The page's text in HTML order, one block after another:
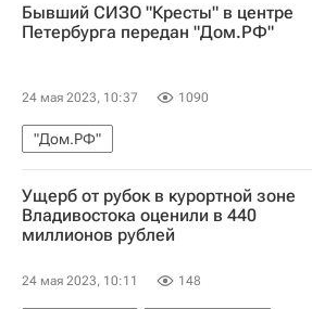
Бывший СИЗО "Кресты" в центре
Петербурга передан "Дом.РФ"
24 мая 2023, 10:37 1090
"Дом.РФ"
Колпино
Россия
Ущерб от рубок в курортной зоне
Владивостока оценили в 440
миллионов рублей
24 мая 2023, 10:11 148